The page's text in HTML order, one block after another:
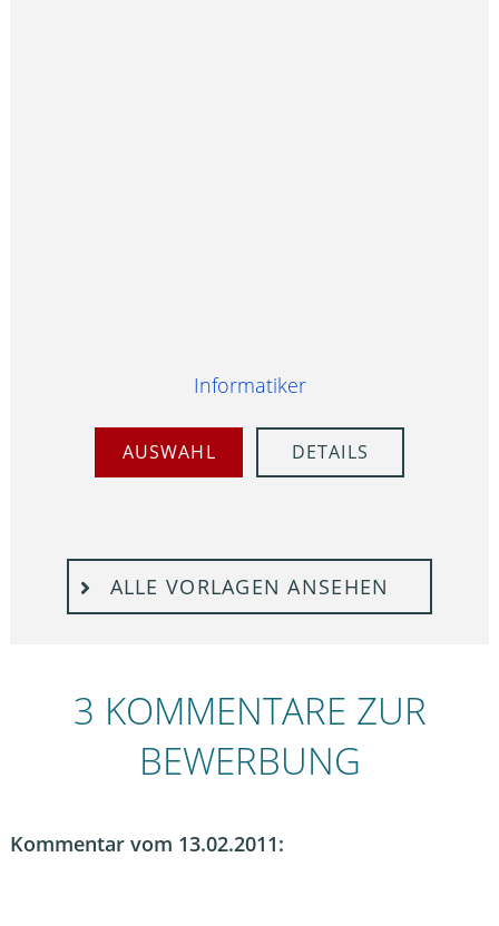
Informatiker
AUSWAHL DETAILS
ALLE VORLAGEN ANSEHEN
3 KOMMENTARE ZUR
BEWERBUNG
Kommentar vom 13.02.2011: